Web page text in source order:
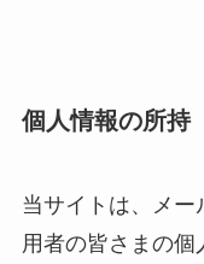
個人情報の所持
当サイトは、メー
用者の皆さまの個